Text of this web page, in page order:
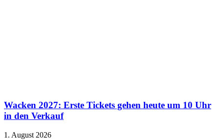
Wacken 2027: Erste Tickets gehen heute um 10 Uhr
in den Verkauf
1. August 2026